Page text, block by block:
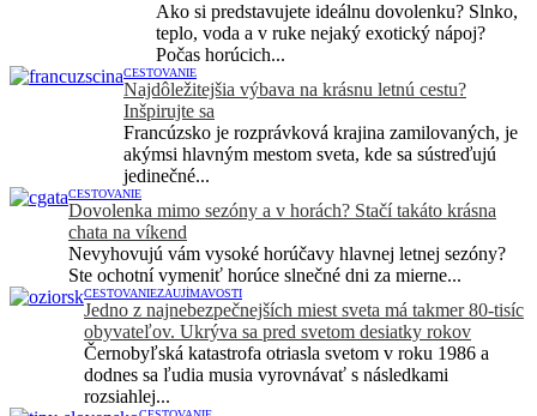
Ako si predstavujete ideálnu dovolenku? Slnko,
teplo, voda a v ruke nejaký exotický nápoj?
Počas horúcich...
CESTOVANIE
Najdôležitejšia výbava na krásnu letnú cestu?
Inšpirujte sa
Francúzsko je rozprávková krajina zamilovaných, je
akýmsi hlavným mestom sveta, kde sa sústreďujú
jedinečné...
CESTOVANIE
Dovolenka mimo sezóny a v horách? Stačí takáto krásna
chata na víkend
Nevyhovujú vám vysoké horúčavy hlavnej letnej sezóny?
Ste ochotní vymeniť horúce slnečné dni za mierne...
CESTOVANIEZAUJÍMAVOSTI
Jedno z najnebezpečnejších miest sveta má takmer 80-tisíc
obyvateľov. Ukrýva sa pred svetom desiatky rokov
Černobyľská katastrofa otriasla svetom v roku 1986 a
dodnes sa ľudia musia vyrovnávať s následkami
rozsiahlej...